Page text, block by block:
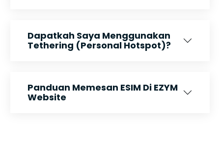
Dapatkah Saya Menggunakan
Tethering (Personal Hotspot)?
Panduan Memesan ESIM Di EZYM
Website